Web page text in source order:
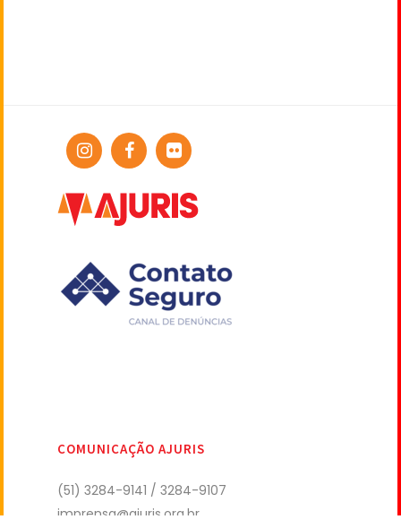
COMUNICAÇÃO AJURIS
(51) 3284-9141 / 3284-9107
imprensa@ajuris.org.br